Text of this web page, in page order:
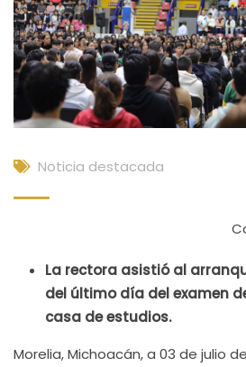
Noticia destacada
La rectora asistió al
del último día del examen
casa de estudios.
Morelia, Michoacán, a 03 de julio